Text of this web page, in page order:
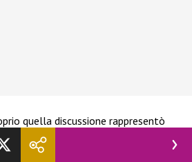
quella discussione rappresentò
del talent. “
pensato: ‘Che brutta questa cosa’